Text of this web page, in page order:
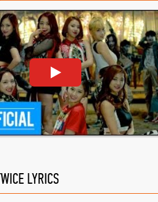
LYRICS